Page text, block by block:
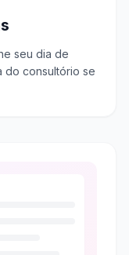
seu dia de
do consultório se